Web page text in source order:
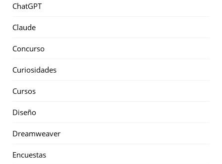
ChatGPT
Claude
Concurso
Curiosidades
Cursos
Diseño
Dreamweaver
Encuestas